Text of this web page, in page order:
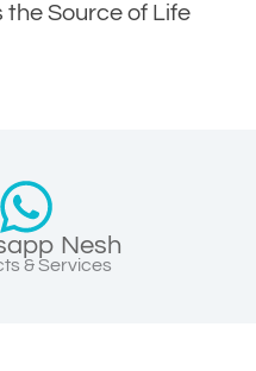
the Source of Life
Nesh
& Services